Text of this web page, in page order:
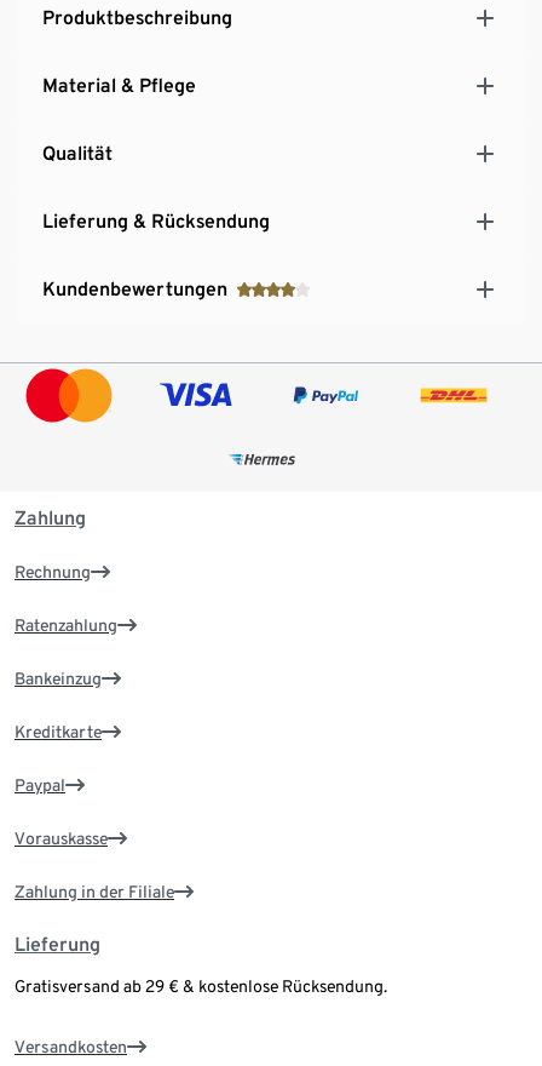
Produktbeschreibung
Material & Pflege
Qualität
Lieferung & Rücksendung
Kundenbewertungen
Zahlung
Rechnung
Ratenzahlung
Bankeinzug
Kreditkarte
Paypal
Vorauskasse
Zahlung in der Filiale
Lieferung
Gratisversand ab 29 € & kostenlose Rücksendung.
Versandkosten